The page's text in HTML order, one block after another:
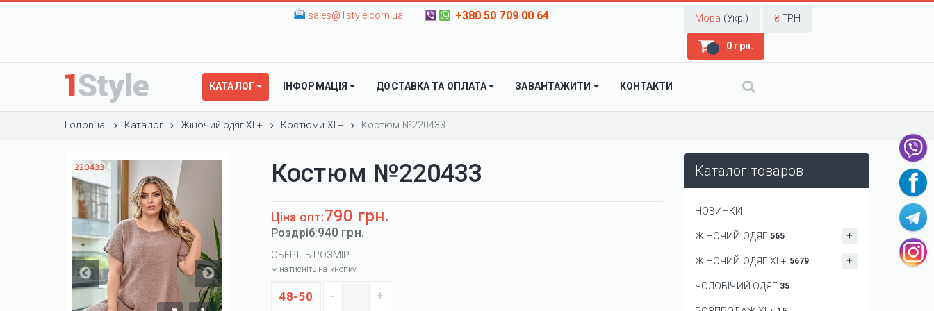
sales@1style.com.ua +380 50 709 00 64 Мова (Укр.) ₴ ГРН
0 грн.
КАТАЛОГ ІНФОРМАЦІЯ ДОСТАВКА ТА ОПЛАТА ЗАВАНТАЖИТИ КОНТАКТИ
Головна Каталог Жіночий одяг XL+ Костюми XL+ Костюм №220433
Костюм №220433
Ціна опт:790 грн.
Роздріб:940 грн.
ОБЕРІТЬ РОЗМІР:
натисніть на кнопку
48-50
Каталог товаров
НОВИНКИ
ЖІНОЧИЙ ОДЯГ 565
ЖІНОЧИЙ ОДЯГ XL+ 5679
ЧОЛОВІЧИЙ ОДЯГ 35